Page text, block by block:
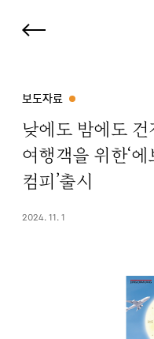
보도자료
낮에도 밤에도
여행객을 위한‘
컴피’출시
2024. 11. 1